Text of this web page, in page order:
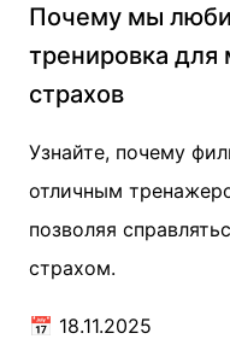
Почему мы
тренировка для
страхов
Узнайте, почему
отличным
позволяя
страхом.
📅 18.11.2025